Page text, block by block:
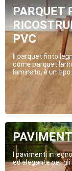
PARQUET
PVC
Il parquet finto
come parquet
laminato, è un
I pavimenti in
ed elegante per gli